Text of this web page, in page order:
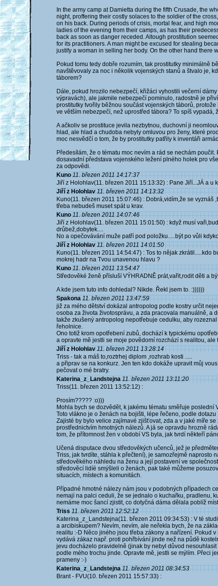
In the army camp at Damietta during the fifth Crusade, the
night, proffering their costly solaces to the soldier of the
on his back. During periods of crisis, mortal fear, and high
ladies of the evening from their camps, as has their
back as soon as danger receded. Altough prostitution
for its practitioners. A man might be excused for stealing
justify a woman in selling her body. On the other hand there
Pokud tomu tedy dobře rozumím, tak prostitutky minimálně
navštěvovaly za noc i několik vojenských stanů a štvalo je,
táborem?
Dále, pokud hrozilo nebezpečí, křižáci vyhostili večerní
výpravách), ale jakmile nebezpečí pominulo, radostně je
prostitutky tvořily běžnou součást vojenských táborů,
ve větším nebezpečí, než uprostřed tábora? To spíš vypadá,
A ačkoliv se prostituce jevila nezbytnou, duchovní ji
hlad, ale hlad a chudoba nebyly omluvou pro ženy, které
moc nesvědčí o tom, že by prostitutky patřily k inventáři
Předesílám, že o tématu moc nevím a rád se nechám
dosavadní představa vojenského ležení plného holek pro
za odpovědi.
Kuno 11. březen 2011 14:17:37
Jiří z Holohlav(11. březen 2011 15:13:32) : Pane Jiří...JÁ a u
Jiří z Holohlav 11. březen 2011 14:13:32
Kuno(11. březen 2011 15:07:46) : Dobrá,vidím,že se vyznáš
třeba nebudeš muset spát u krav.
Kuno 11. březen 2011 14:07:46
Jiří z Holohlav(11. březen 2011 15:01:50) : když musí
drůbež,dobytek....
No a opečovávání muže patří pod položku.....být po vůli
Jiří z Holohlav 11. březen 2011 14:01:50
Kuno(11. březen 2011 14:54:47) : Tos to nějak zkrátil.....kdo
mokrej hadr na Tvou unavenou hlavu ?
Kuno 11. březen 2011 13:54:47
Středověké ženě přísluší VÝHRADNĚ prát,vařit,rodit děti a
A kde jsem tuto info dohledal? Nikde. Řekl jsem to. :))))))
Spakona 11. březen 2011 13:47:59
již za mého dětství dokázal antropolog podle kostry určit
osoba za života životosprávu, a zda pracovala manuálně, a
takže zkušený antropolog nepotřebuje cedulku, aby
řeholnice.
Ono totiž krom opotřebení zubů, dochází k typickému
a opravte mě jestli se moje povědomí rozchází s realitou, ale
Jiří z Holohlav 11. březen 2011 13:28:14
Triss - tak a máš to,roztrhej diplom ,rozhrab kosti .....
a připrav se na konkurz. Jen ten kdo dokáže upravit můj
pečovat o mé bratry.
Katerina_z_Landstejna 11. březen 2011 13:11:20
Triss(11. březen 2011 13:52:12) :
Prosím????? :o)))
Mohla bych se dozvědět, k jakému tématu směřuje poslední
Toto vlákno je o ženách na bojišti, lépe řečeno, podle
Zajisté by bylo velice zajímavé zjišťovat, zda a v jaké míře
prostřednictvím hmotných nálezů. A já se opravdu hrozně
tom, že přítomnost žen v období VS byla, jak tvrdí někteří
Učená disputace dvou středověkých učenců, jež je
Triss, jak tvrdíte, stáhla k přečtení), je samozřejmě naprosto
středověkého náhledu na ženu a její postavení ve
středověcí lidíé smýšleli o ženách, pak také můžeme
situacích, místech a komunitách.
Případné hmotné nálezy nám jsou v podobných případech
nemají na palci ceduli, že se jednalo o kuchařku, pradlenu,
nemáme moc šancí zjistit, co dotyčná dáma dělala poblíž
Triss 11. březen 2011 12:52:12
Katerina_z_Landstejna(11. březen 2011 09:34:53) : V té
a arcibiskupem? Nevím, nevím, ale neřekla bych, že na
realitu :-D Něco jiného jsou třeba zákony a nařízení. Pokud
vydává zákaz např. proti pohřbívání jinde než na půdě
jevu docházelo pravidelně (jinak by nebyl důvod
podle mého trochu jinde. Opravte mě, jestli se mýlím. Přeci
prameny :-)
Katerina_z_Landstejna 11. březen 2011 08:34:53
Brant - FVU(10. březen 2011 15:57:33) :